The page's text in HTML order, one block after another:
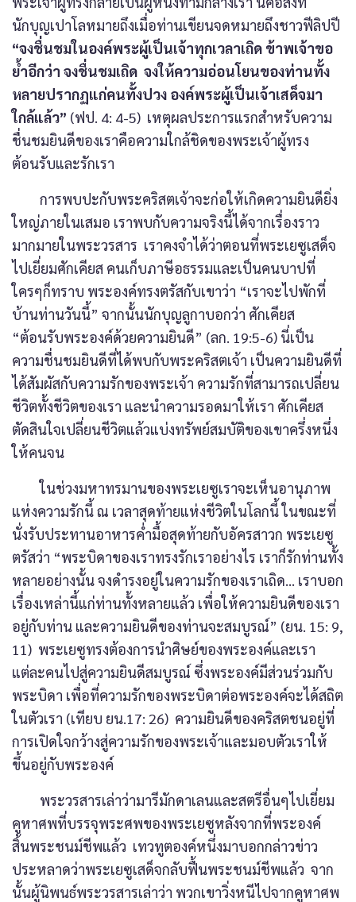
นักบุญเปาโลหมายถึงเมื่อท่านเขียนจดหมายถึงชาวฟีลิปปี
“จงชื่นชมในองค์พระผู้เป็นเจ้าทุกเวลาเถิด ข้าพเจ้าขอ
ย้ำอีกว่า จงชื่นชมเถิด จงให้ความอ่อนโยนของท่านทั้ง
หลายปรากฏแก่คนทั้งปวง องค์พระผู้เป็นเจ้าเสด็จมา
ใกล้แล้ว” (ฟป. 4: 4-5) เหตุผลประการแรกสำหรับความ
ชื่นชมยินดีของเราคือความใกล้ชิดของพระเจ้าผู้ทรง
ต้อนรับและรักเรา
การพบปะกับพระคริสตเจ้าจะก่อให้เกิดความยินดียิ่ง
ใหญ่ภายในเสมอ เราพบกับความจริงนี้ได้จากเรื่องราว
มากมายในพระวรสาร เราคงจำได้ว่าตอนที่พระเยซูเสด็จ
ไปเยี่ยมศักเคียส คนเก็บภาษีอธรรมและเป็นคนบาปที่
ใครๆก็ทราบ พระองค์ทรงตรัสกับเขาว่า “เราจะไปพักที่
บ้านท่านวันนี้” จากนั้นนักบุญลูกาบอกว่า ศักเคียส
“ต้อนรับพระองค์ด้วยความยินดี” (ลก. 19:5-6) นี่เป็น
ความชื่นชมยินดีที่ได้พบกับพระคริสตเจ้า เป็นความยินดีที่
ได้สัมผัสกับความรักของพระเจ้า ความรักที่สามารถเปลี่ยน
ชีวิตทั้งชีวิตของเรา และนำความรอดมาให้เรา ศักเคียส
ตัดสินใจเปลี่ยนชีวิตแล้วแบ่งทรัพย์สมบัติของเขาครึ่งหนึ่ง
ให้คนจน
ในช่วงมหาทรมานของพระเยซูเราจะเห็นอานุภาพ
แห่งความรักนี้ ณ เวลาสุดท้ายแห่งชีวิตในโลกนี้ ในขณะที่
นั่งรับประทานอาหารค่ำมื้อสุดท้ายกับอัครสาวก พระเยซู
ตรัสว่า “พระบิดาของเราทรงรักเราอย่างไร เราก็รักท่านทั้ง
หลายอย่างนั้น จงดำรงอยู่ในความรักของเราเถิด… เราบอก
เรื่องเหล่านี้แก่ท่านทั้งหลายแล้ว เพื่อให้ความยินดีของเรา
อยู่กับท่าน และความยินดีของท่านจะสมบูรณ์” (ยน. 15: 9,
11) พระเยซูทรงต้องการนำศิษย์ของพระองค์และเรา
แต่ละคนไปสู่ความยินดีสมบูรณ์ ซึ่งพระองค์มีส่วนร่วมกับ
พระบิดา เพื่อที่ความรักของพระบิดาต่อพระองค์จะได้สถิต
ในตัวเรา (เทียบ ยน.17: 26) ความยินดีของคริสตชนอยู่ที่
การเปิดใจกว้างสู่ความรักของพระเจ้าและมอบตัวเราให้
ขึ้นอยู่กับพระองค์
พระวรสารเล่าว่ามารีมักดาเลนและสตรีอื่นๆไปเยี่ยม
คูหาศพที่บรรจุพระศพของพระเยซูหลังจากที่พระองค์
สิ้นพระชนม์ชีพแล้ว เทวทูตองค์หนึ่งมาบอกกล่าวข่าว
ประหลาดว่าพระเยซูเสด็จกลับฟื้นพระชนม์ชีพแล้ว จาก
นั้นผู้นิพนธ์พระวรสารเล่าว่า พวกเขาวิ่งหนีไปจากคูหาศพ